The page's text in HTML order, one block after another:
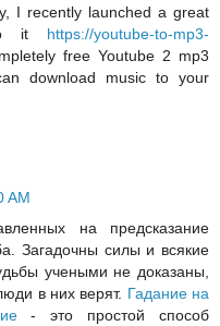
I recently launched a great
it https://youtube-to-mp3-
free Youtube 2 mp3
download music to your
AM
на предсказание
Загадочны силы и всякие
учеными не доказаны,
в них верят. Гадание на
- это простой способ